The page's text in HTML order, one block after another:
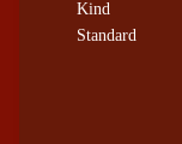
Kind
Standard